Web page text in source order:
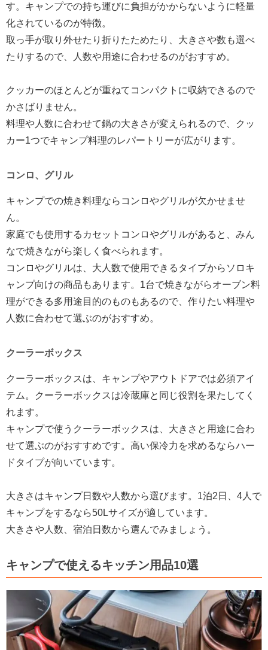
す。キャンプでの持ち運びに負担がかからないように軽量
化されているのが特徴。
取っ手が取り外せたり折りたためたり、大きさや数も選べ
たりするので、人数や用途に合わせるのがおすすめ。
クッカーのほとんどが重ねてコンパクトに収納できるので
かさばりません。
料理や人数に合わせて鍋の大きさが変えられるので、クッ
カー1つでキャンプ料理のレパートリーが広がります。
コンロ、グリル
キャンプでの焼き料理ならコンロやグリルが欠かせませ
ん。
家庭でも使用するカセットコンロやグリルがあると、みん
なで焼きながら楽しく食べられます。
コンロやグリルは、大人数で使用できるタイプからソロキ
ャンプ向けの商品もあります。1台で焼きながらオーブン料
理ができる多用途目的のものもあるので、作りたい料理や
人数に合わせて選ぶのがおすすめ。
クーラーボックス
クーラーボックスは、キャンプやアウトドアでは必須アイ
テム。クーラーボックスは冷蔵庫と同じ役割を果たしてく
れます。
キャンプで使うクーラーボックスは、大きさと用途に合わ
せて選ぶのがおすすめです。高い保冷力を求めるならハー
ドタイプが向いています。
大きさはキャンプ日数や人数から選びます。1泊2日、4人で
キャンプをするなら50Lサイズが適しています。
大きさや人数、宿泊日数から選んでみましょう。
キャンプで使えるキッチン用品10選